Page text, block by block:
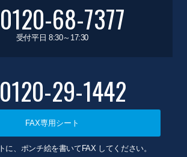
0120-68-7377
受付平日 8:30～17:30
0120-29-1442
FAX専用シート
に、ポンチ絵を書いてFAX してください。